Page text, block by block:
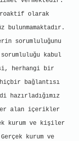
olarak
bulunmamaktadır.
sorumluluğunu
kabul
herhangi bir
bağlantısı
hazırladığımız
alan içerikler
kurum ve kişiler
kurum ve